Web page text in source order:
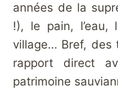
années de la
!), le pain, l’eau,
village… Bref, des
rapport direct
patrimoine